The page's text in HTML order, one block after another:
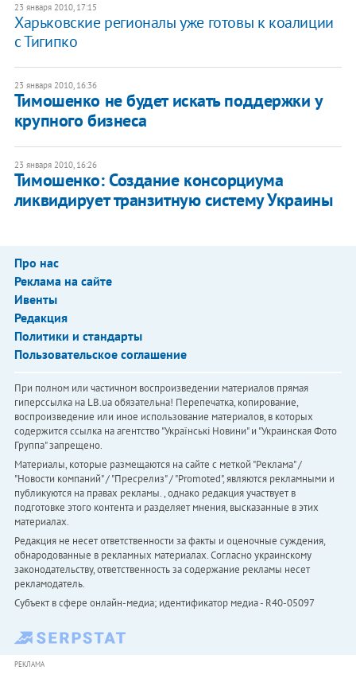
23 января 2010, 17:15
Харьковские регионалы уже готовы к коалиции
с Тигипко
23 января 2010, 16:36
Тимошенко не будет искать поддержки у
крупного бизнеса
23 января 2010, 16:26
Тимошенко: Создание консорциума
ликвидирует транзитную систему Украины
Про нас
Реклама на сайте
Ивенты
Редакция
Политики и стандарты
Пользовательское соглашение
При полном или частичном воспроизведении материалов прямая
гиперссылка на LB.ua обязательна! Перепечатка, копирование,
воспроизведение или иное использование материалов, в которых
содержится ссылка на агентство "Українськi Новини" и "Украинская Фото
Группа" запрещено.
Материалы, которые размещаются на сайте с меткой "Реклама" /
"Новости компаний" / "Пресрелиз" / "Promoted", являются рекламными и
публикуются на правах рекламы. , однако редакция участвует в
подготовке этого контента и разделяет мнения, высказанные в этих
материалах.
Редакция не несет ответственности за факты и оценочные суждения,
обнародованные в рекламных материалах. Согласно украинскому
законодательству, ответственность за содержание рекламы несет
рекламодатель.
Субъект в сфере онлайн-медиа; идентификатор медиа - R40-05097
РЕКЛАМА